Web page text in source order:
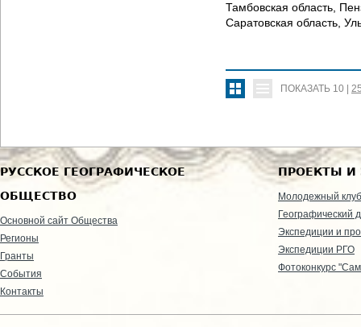
Тамбовская область,
Саратовская область,
ПОКАЗАТЬ 10
РУССКОЕ ГЕОГРАФИЧЕСКОЕ
ОБЩЕСТВО
Основной сайт Общества
Регионы
Гранты
События
Контакты
ПРОЕКТЫ И
Молодежный клуб
Географический
Экспедиции и
Экспедиции РГО
Фотоконкурс